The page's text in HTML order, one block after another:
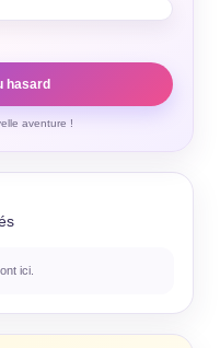
hasard
aventure !
ici.